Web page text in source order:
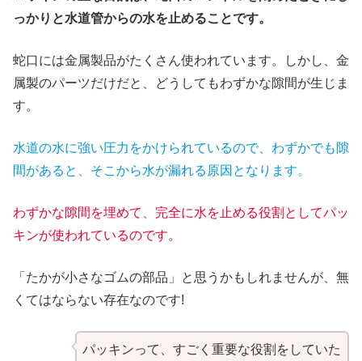
っかりと水道管からの水を止めることです。
蛇口には金属製品がたくさん使われています。しかし、金
属製のパーツだけだと、どうしてもわずかな隙間が生じま
す。
水道の水に強い圧力をかけられているので、わずかでも隙
間があると、そこから水が漏れる原因となります。
わずかな隙間を埋めて、完全に水を止める役割としてパッ
キンが使われているのです。
「たかが小さなゴムの部品」と思うかもしれませんが、無
くてはならない存在なのです!
パッキンって、すごく重要な役割をしていた